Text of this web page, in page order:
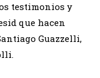
testimonios y
que hacen
Guazzelli,